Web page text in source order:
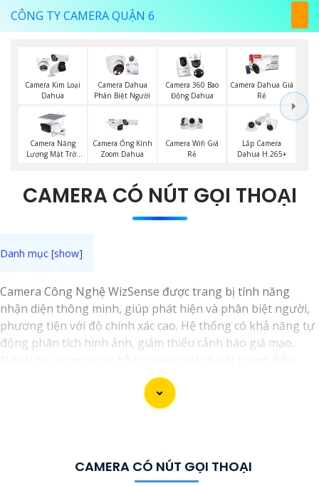
CÔNG TY CAMERA QUẬN 6
Camera Kim Loại
Dahua
Camera Dahua
Phân Biệt Người
Camera 360 Bao
Động Dahua
Camera Dahua Giá
Rẻ
Camera Năng
Lượng Mặt Trời
Camera Ống Kính
Zoom Dahua
Camera Wifi Giá
Rẻ
Lắp Camera
Dahua H.265+
CAMERA CÓ NÚT GỌI THOẠI
Camera Công Nghệ WizSense được trang bị tính năng
nhận diện thông minh, giúp phát hiện và phân biệt người,
phương tiện với độ chính xác cao. Hệ thống có khả năng tự
động phân tích hình ảnh, giảm thiểu cảnh báo giả mạo.
kiện ánh sáng yếu nhờ công nghệ Starlight và các tính
năng này giúp nâng cao hiệu quả giám sát và bảo vệ an
CAMERA CÓ NÚT GỌI THOẠI